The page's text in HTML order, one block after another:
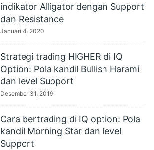
indikator Alligator dengan Support
dan Resistance
Januari 4, 2020
Strategi trading HIGHER di IQ
Option: Pola kandil Bullish Harami
dan level Support
Desember 31, 2019
Cara bertrading di IQ option: Pola
kandil Morning Star dan level
Support